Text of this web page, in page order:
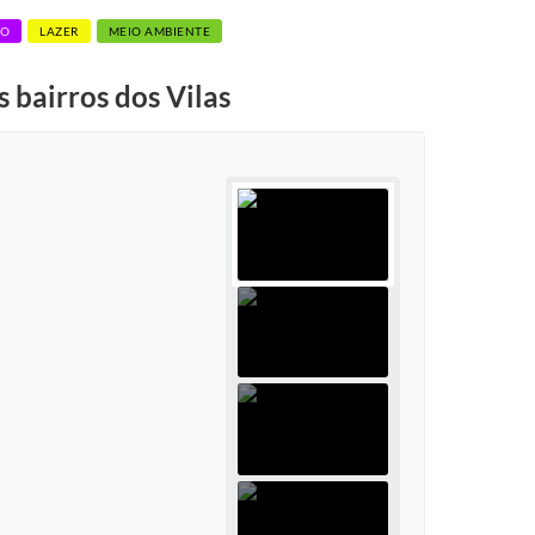
LAZER MEIO AMBIENTE
bairros dos Vilas